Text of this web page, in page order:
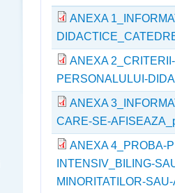
ANEXA
ANEXA
PERSONALULUI-
ANEXA
CARE-SE-
ANEXA 4_PROBA-
INTENSIV_BILING-
MINORITATILOR-